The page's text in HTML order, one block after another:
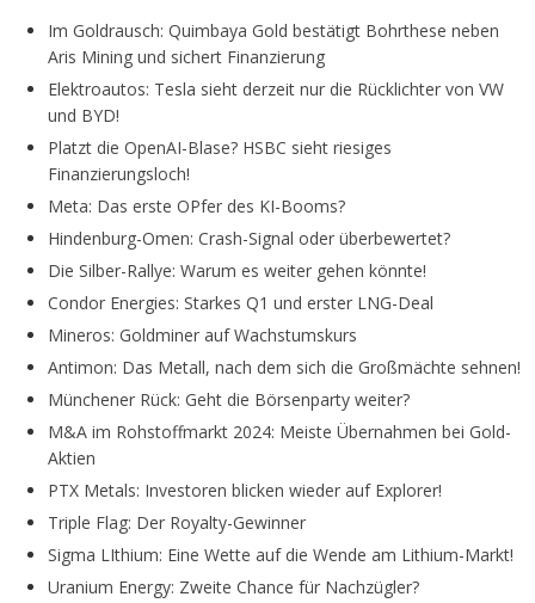
Im Goldrausch: Quimbaya Gold bestätigt Bohrthese neben
Aris Mining und sichert Finanzierung
Elektroautos: Tesla sieht derzeit nur die Rücklichter von VW
und BYD!
Platzt die OpenAI-Blase? HSBC sieht riesiges
Finanzierungsloch!
Meta: Das erste OPfer des KI-Booms?
Hindenburg-Omen: Crash-Signal oder überbewertet?
Die Silber-Rallye: Warum es weiter gehen könnte!
Condor Energies: Starkes Q1 und erster LNG-Deal
Mineros: Goldminer auf Wachstumskurs
Antimon: Das Metall, nach dem sich die Großmächte sehnen!
Münchener Rück: Geht die Börsenparty weiter?
M&A im Rohstoffmarkt 2024: Meiste Übernahmen bei Gold-
Aktien
PTX Metals: Investoren blicken wieder auf Explorer!
Triple Flag: Der Royalty-Gewinner
Sigma LIthium: Eine Wette auf die Wende am Lithium-Markt!
Uranium Energy: Zweite Chance für Nachzügler?